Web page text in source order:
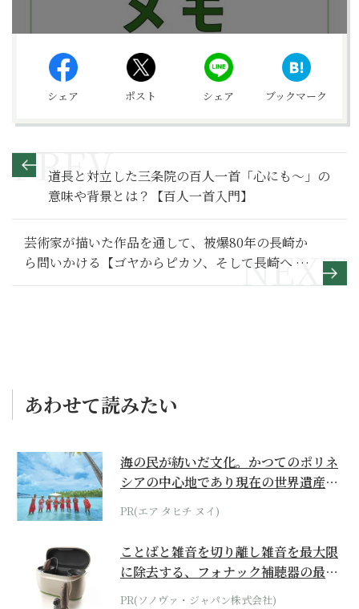
シェア ポスト シェア ブックマーク
道長と対立した三条院の百人一首「心にも～」の
意味や背景とは？【百人一首入門】
芸術家が描いた作品を通して、被爆80年の長崎か
ら問いかける【ゴヤからピカソ、そして長崎へ 芸
術家が見た戦争のすがた】
あわせて読みたい
海の民が紡いだ文化。かつてのポリネ
シアの中心地であり現在の世界遺産か
らみえてくる...
PR(エア タヒチ ヌイ)
ことばと雑音を切り離し雑音を最大限
に除去する、フォナック補聴器の最上
位モデル
PR(ソノヴァ・ジャパン株式会社)